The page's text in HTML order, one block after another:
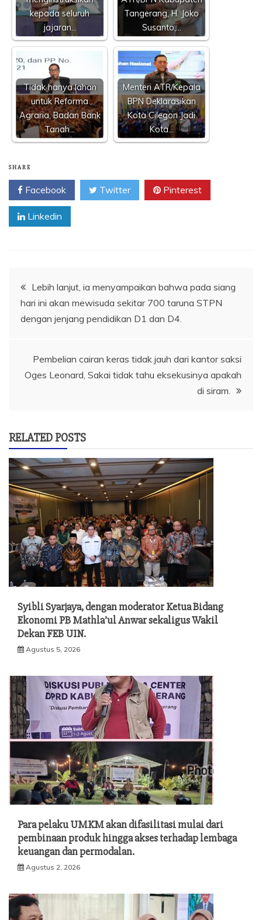
kepada seluruh
jajaran…
Tangerang, H. Joko
Susanto,…
Tidak hanya lahan
untuk Reforma
Agraria, Badan Bank
Tanah…
Menteri ATR/Kepala
BPN Deklarasikan
Kota Cilegon Jadi
Kota…
SHARE
Facebook Twitter Pinterest
Linkedin
Navigasi
pos
Lebih lanjut, ia menyampaikan bahwa pada siang
hari ini akan mewisuda sekitar 700 taruna STPN
dengan jenjang pendidikan D1 dan D4.
Pembelian cairan keras tidak jauh dari kantor saksi
Oges Leonard, Sakai tidak tahu eksekusinya apakah
di siram.
RELATED POSTS
Syibli Syarjaya, dengan moderator Ketua Bidang
Ekonomi PB Mathla’ul Anwar sekaligus Wakil
Dekan FEB UIN.
Agustus 5, 2026
Para pelaku UMKM akan difasilitasi mulai dari
pembinaan produk hingga akses terhadap lembaga
keuangan dan permodalan.
Agustus 2, 2026